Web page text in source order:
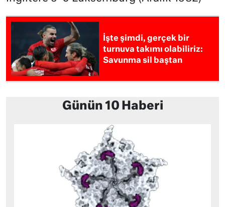
İşte şimdi, gerçek bir
turnuva takımı olabiliriz:
Savunma sil baştan
Günün 10 Haberi